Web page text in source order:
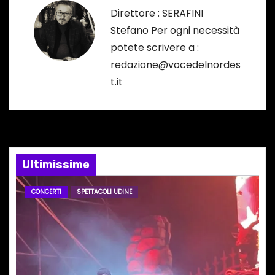
e
a
t
i
Direttore : SERAFINI
Stefano Per ogni necessità
potete scrivere a :
redazione@vocedelnordes
t.it
Ultimissime
CONCERTI SPETTACOLI UDINE